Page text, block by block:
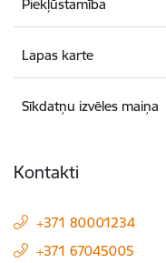
Piekļūstamība
Lapas karte
Sīkdatņu izvēles maiņa
Kontakti
+371 80001234
+371 67045005